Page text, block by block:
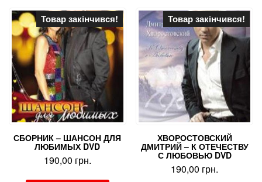
Товар закінчився!
СБОРНИК – ШАНСОН ДЛЯ
ЛЮБИМЫХ DVD
190,00 грн.
Товар закінчився!
ХВОРОСТОВСКИЙ
ДМИТРИЙ – К ОТЕЧЕСТВУ
С ЛЮБОВЬЮ DVD
190,00 грн.